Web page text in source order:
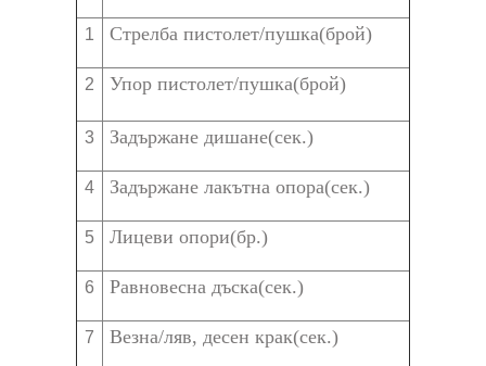
УЧЕБНА ГОДИНА 2025/2026
АДМИНИСТРАТИВНИ УСЛУГИ
ПРОФИЛ НА КУПУВАЧА
ТЪРГОВЕ
УЧИТЕЛИ, ВЪЗПИТАТЕЛИ И АДМИНИСТРАЦИЯ
СВОБОДНИ РАБОТНИ МЕСТА
1 Стрелба пистолет/пушка(брой)
2 Упор пистолет/пушка(брой)
3 Задържане дишане(сек.)
4 Задържане лакътна опора(сек.)
5 Лицеви опори(бр.)
6 Равновесна дъска(сек.)
7 Везна/ляв, десен крак(сек.)